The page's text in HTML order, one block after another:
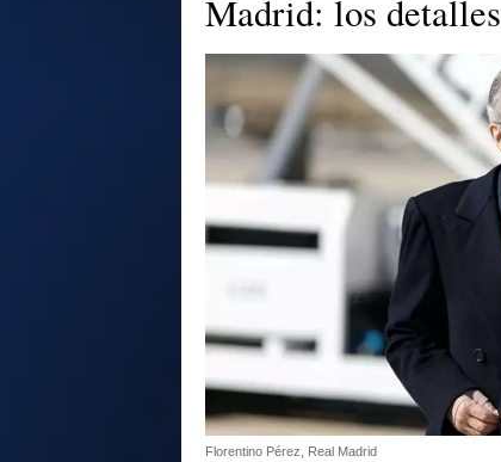
Madrid: los detalles
Florentino Pérez, Real Madrid